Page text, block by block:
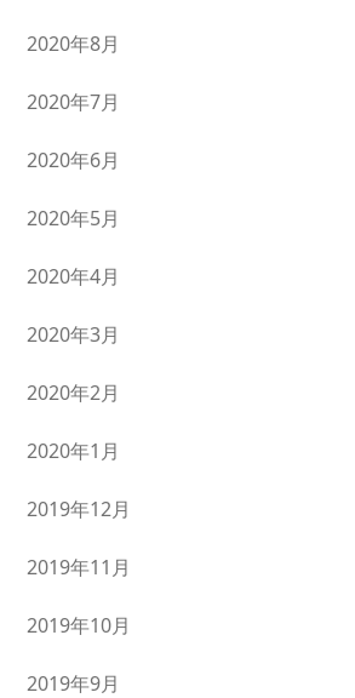
2020年8月
2020年7月
2020年6月
2020年5月
2020年4月
2020年3月
2020年2月
2020年1月
2019年12月
2019年11月
2019年10月
2019年9月